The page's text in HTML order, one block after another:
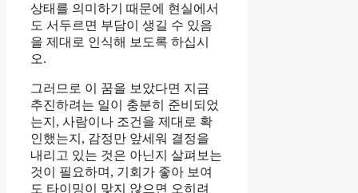
상태를 의미하기 때문에 현실에서
도 서두르면 부담이 생길 수 있음
을 제대로 인식해 보도록 하십시
오.
그러므로 이 꿈을 보았다면 지금
추진하려는 일이 충분히 준비되었
는지, 사람이나 조건을 제대로 확
인했는지, 감정만 앞세워 결정을
내리고 있는 것은 아닌지 살펴보는
것이 필요하며, 기회가 좋아 보여
도 타이밍이 맞지 않으면 오히려